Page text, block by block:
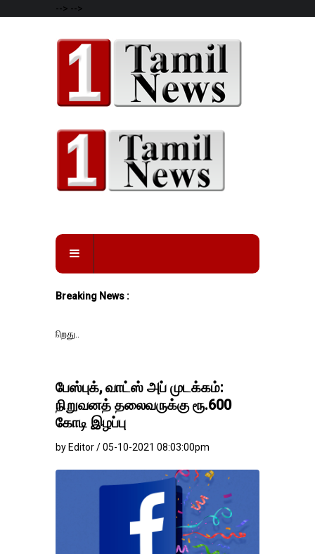
--> -->
Breaking News :
பேஸ்புக், வாட்ஸ் அப் முடக்கம்:
நிறுவனத் தலைவருக்கு ரூ.600
கோடி இழப்பு
by Editor / 05-10-2021 08:03:00pm